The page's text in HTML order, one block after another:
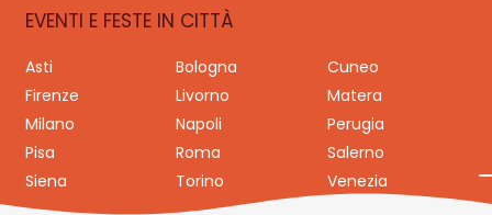
EVENTI E FESTE IN CITTÀ
Asti Bologna
Cuneo
Firenze
Livorno
Matera
Milano
Napoli
Perugia
Pisa
Roma
Salerno
Siena
Torino Venezia